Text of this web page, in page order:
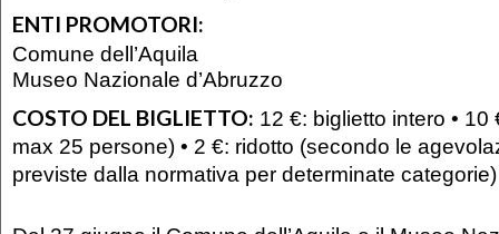
ENTI PROMOTORI:
Comune dell’Aquila
Museo Nazionale d’Abruzzo
COSTO DEL BIGLIETTO: 12 €: biglietto intero •
max 25 persone) • 2 €: ridotto (secondo le
previste dalla normativa per determinate categorie)